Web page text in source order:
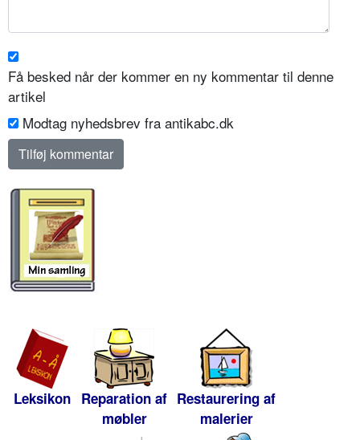
Få besked når der kommer en ny kommentar til denne
artikel
Modtag nyhedsbrev fra antikabc.dk
Leksikon Reparation af
møbler
Restaurering af
malerier